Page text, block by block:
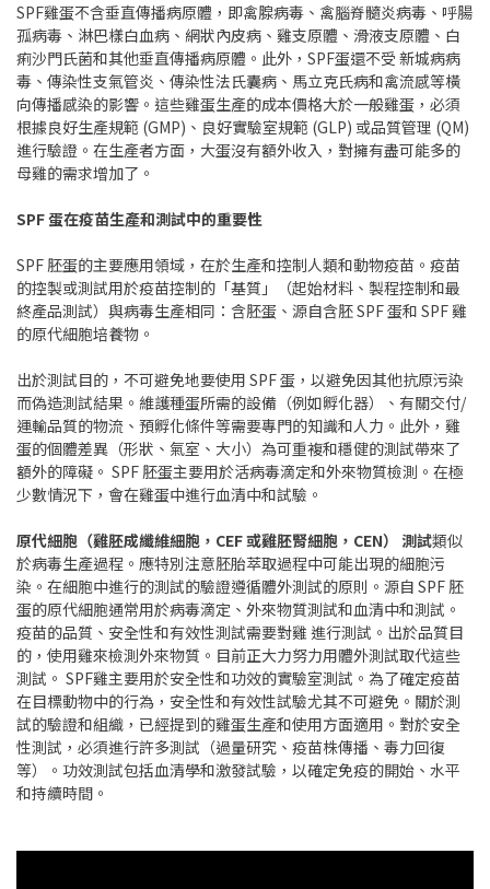
SPF雞蛋不含垂直傳播病原體，即禽腺病毒、禽腦脊髓炎病毒、呼腸
孤病毒、淋巴樣白血病、網狀內皮病、雞支原體、滑液支原體、白
痢沙門氏菌和其他垂直傳播病原體。此外，SPF蛋還不受 新城病病
毒、傳染性支氣管炎、傳染性法氏囊病、馬立克氏病和禽流感等橫
向傳播感染的影響。這些雞蛋生產的成本價格大於一般雞蛋，必須
根據良好生產規範 (GMP)、良好實驗室規範 (GLP) 或品質管理 (QM)
進行驗證。在生產者方面，大蛋沒有額外收入，對擁有盡可能多的
母雞的需求增加了。
SPF 蛋在疫苗生產和測試中的重要性
SPF 胚蛋的主要應用領域，在於生產和控制人類和動物疫苗。疫苗
的控製或測試用於疫苗控制的「基質」（起始材料、製程控制和最
終產品測試）與病毒生產相同：含胚蛋、源自含胚 SPF 蛋和 SPF 雞
的原代細胞培養物。
出於測試目的，不可避免地要使用 SPF 蛋，以避免因其他抗原污染
而偽造測試結果。維護種蛋所需的設備（例如孵化器）、有關交付/
運輸品質的物流、預孵化條件等需要專門的知識和人力。此外，雞
蛋的個體差異（形狀、氣室、大小）為可重複和穩健的測試帶來了
額外的障礙。 SPF 胚蛋主要用於活病毒滴定和外來物質檢測。在極
少數情況下，會在雞蛋中進行血清中和試驗。
原代細胞（雞胚成纖維細胞，CEF 或雞胚腎細胞，CEN） 測試類似
於病毒生產過程。應特別注意胚胎萃取過程中可能出現的細胞污
染。在細胞中進行的測試的驗證遵循體外測試的原則。源自 SPF 胚
蛋的原代細胞通常用於病毒滴定、外來物質測試和血清中和測試。
疫苗的品質、安全性和有效性測試需要對雞 進行測試。出於品質目
的，使用雞來檢測外來物質。目前正大力努力用體外測試取代這些
測試。 SPF雞主要用於安全性和功效的實驗室測試。為了確定疫苗
在目標動物中的行為，安全性和有效性試驗尤其不可避免。關於測
試的驗證和組織，已經提到的雞蛋生產和使用方面適用。對於安全
性測試，必須進行許多測試（過量研究、疫苗株傳播、毒力回復
等）。功效測試包括血清學和激發試驗，以確定免疫的開始、水平
和持續時間。